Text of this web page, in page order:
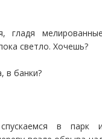
гладя
светло. Хочешь?
в банки?
в парк